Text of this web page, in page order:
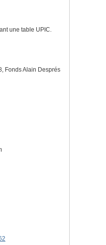
une table UPIC.
Fonds Alain Després